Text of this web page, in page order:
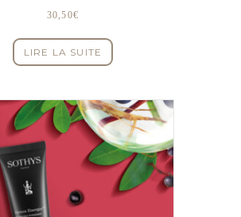
30,50€
LIRE LA SUITE